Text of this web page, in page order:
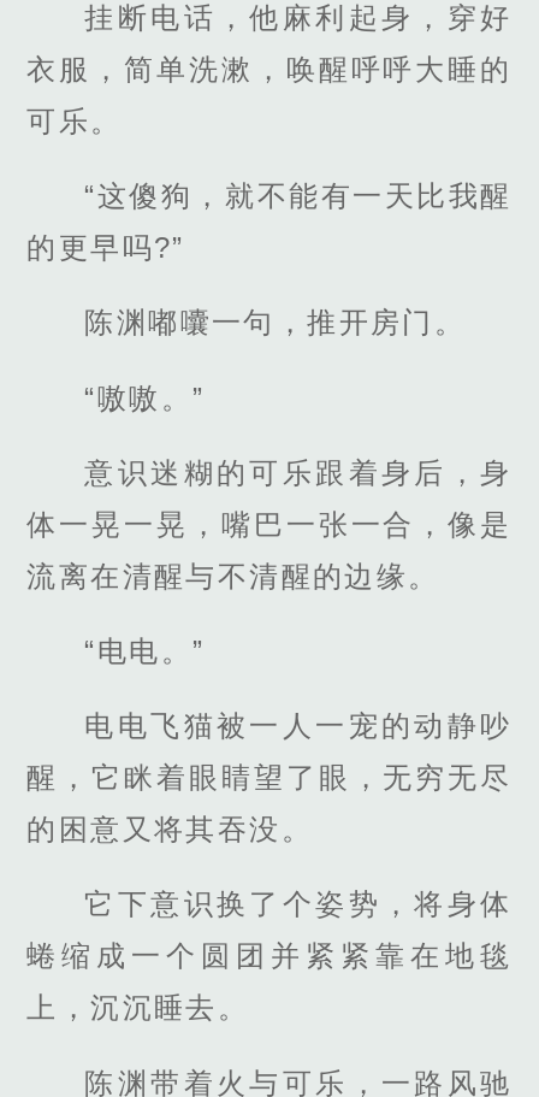
挂断电话，他麻利起身，穿好
衣服，简单洗漱，唤醒呼呼大睡的
可乐。
“这傻狗，就不能有一天比我醒
的更早吗?”
陈渊嘟囔一句，推开房门。
“嗷嗷。”
意识迷糊的可乐跟着身后，身
体一晃一晃，嘴巴一张一合，像是
流离在清醒与不清醒的边缘。
“电电。”
电电飞猫被一人一宠的动静吵
醒，它眯着眼睛望了眼，无穷无尽
的困意又将其吞没。
它下意识换了个姿势，将身体
蜷缩成一个圆团并紧紧靠在地毯
上，沉沉睡去。
陈渊带着火与可乐，一路风驰